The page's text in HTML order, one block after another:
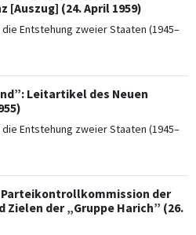
(24. April 1959)
Entstehung zweier Staaten (1945–
Leitartikel des Neuen
Entstehung zweier Staaten (1945–
der
Zielen der „Gruppe Harich” (26.